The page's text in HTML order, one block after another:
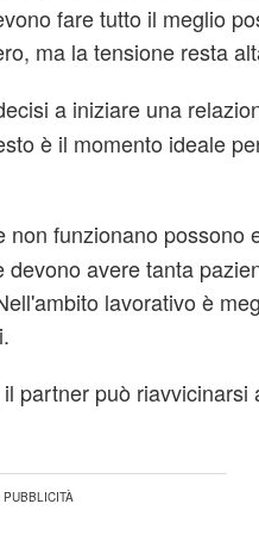
fare tutto il meglio
ma la tensione resta
a iniziare una
è il momento ideale
non funzionano possono
avere tanta
lavorativo è
partner può riavvicinarsi